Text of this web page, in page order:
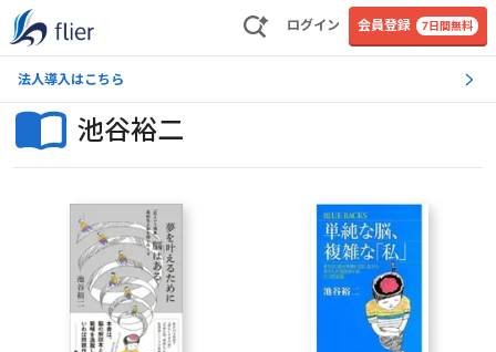
ログイン 会員登録 7日間無料
法人導入はこちら
池谷裕二